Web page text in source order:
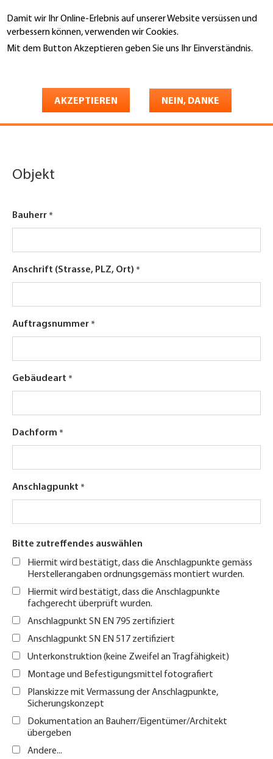
Damit wir Ihr Online-Erlebnis auf unserer Website versüssen und
verbessern können, verwenden wir Cookies.
Mit dem Button Akzeptieren geben Sie uns Ihr Einverständnis.
AKZEPTIEREN NEIN, DANKE
zum
Inhalt
Montagedokumentation und
Prüfungsprotokoll
Objekt
Bauherr
Anschrift (Strasse, PLZ, Ort)
Auftragsnummer
Gebäudeart
Dachform
Anschlagpunkt
Bitte zutreffendes auswählen
Hiermit wird bestätigt, dass die Anschlagpunkte gemäss
Herstellerangaben ordnungsgemäss montiert wurden.
Hiermit wird bestätigt, dass die Anschlagpunkte
fachgerecht überprüft wurden.
Anschlagpunkt SN EN 795 zertifiziert
Anschlagpunkt SN EN 517 zertifiziert
Unterkonstruktion (keine Zweifel an Tragfähigkeit)
Montage und Befestigungsmittel fotografiert
Planskizze mit Vermassung der Anschlagpunkte,
Sicherungskonzept
Dokumentation an Bauherr/Eigentümer/Architekt
übergeben
Andere...